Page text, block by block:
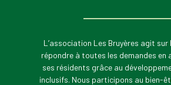
L’association Les Bruyères agit
répondre à toutes les demandes en
ses résidents grâce au
inclusifs. Nous participons au bien-